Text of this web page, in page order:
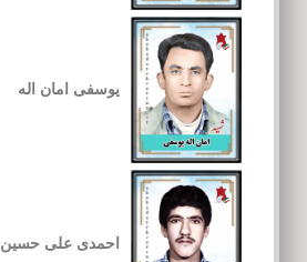
یوسفی امان اله
احمدی علی حسین